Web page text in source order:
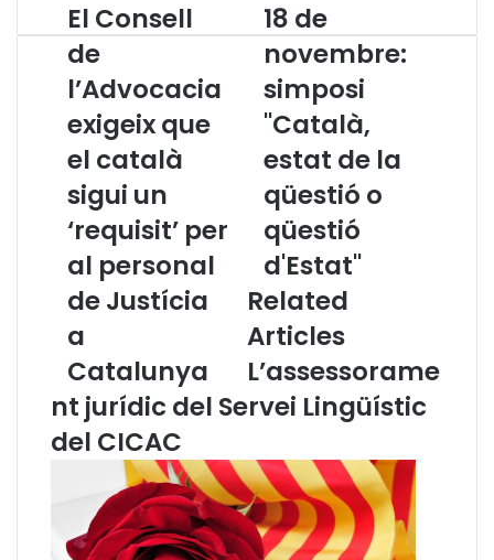
E
l
C
o
s
e
l
d
l
A
d
v
o
c
c
x
El Consell
de
l’Advocacia
exigeix que
el català
sigui un
‘requisit’ per
al personal
de Justícia
a
Catalunya
1
8
d
e
v
e
m
r
e
s
m
p
o
"
C
a
18 de
novembre:
simposi
"Català,
estat de la
qüestió o
qüestió
d'Estat"
Related
Articles
L’assessorame
nt jurídic del Servei Lingüístic
del CICAC